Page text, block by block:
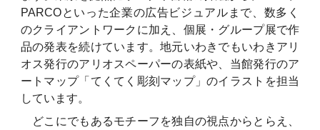
PARCOといった企業の広告ビジュアルまで、数多く
のクライアントワークに加え、個展・グループ展で作
品の発表を続けています。地元いわきでもいわきアリ
オス発行のアリオスペーパーの表紙や、当館発行のア
ートマップ「てくてく彫刻マップ」のイラストを担当
しています。
どこにでもあるモチーフを独自の視点からとらえ、